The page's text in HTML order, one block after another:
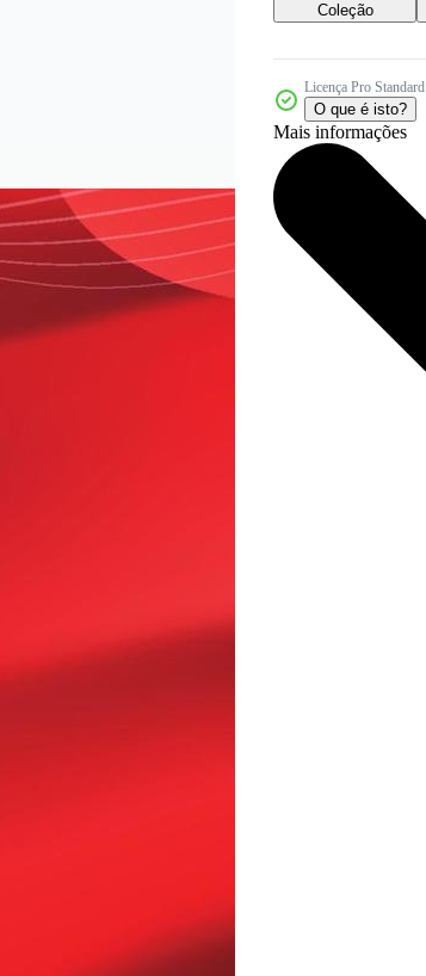
Coleção
Licença Pro Standard
O que é isto?
Mais informações